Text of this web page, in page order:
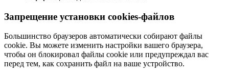
Запрещение установки cookies-файлов
Большинство браузеров автоматически собирают файлы
cookie. Вы можете изменить настройки вашего браузера,
чтобы он блокировал файлы cookie или предупреждал вас
перед тем, как сохранить файл на ваше устройство.